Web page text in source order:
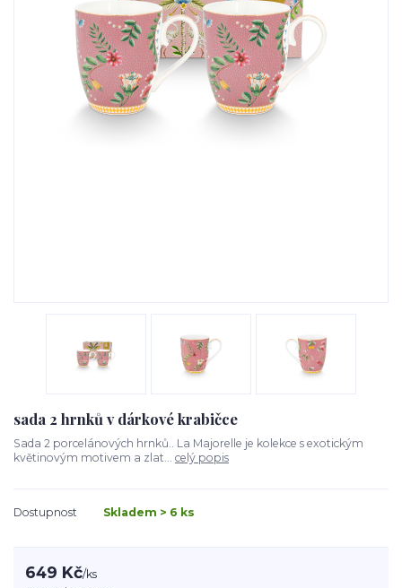
sada 2 hrnků v dárkové krabičce
Sada 2 porcelánových hrnků.. La Majorelle je kolekce s exotickým
květinovým motivem a zlat... celý popis
Dostupnost Skladem > 6 ks
649 Kč/ks